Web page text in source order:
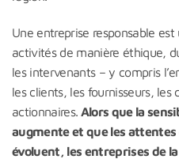
Une entreprise responsable
activités de manière éthique,
les intervenants – y compris
les clients, les fournisseurs, les
actionnaires. Alors que la
augmente et que les
évoluent, les entreprises de